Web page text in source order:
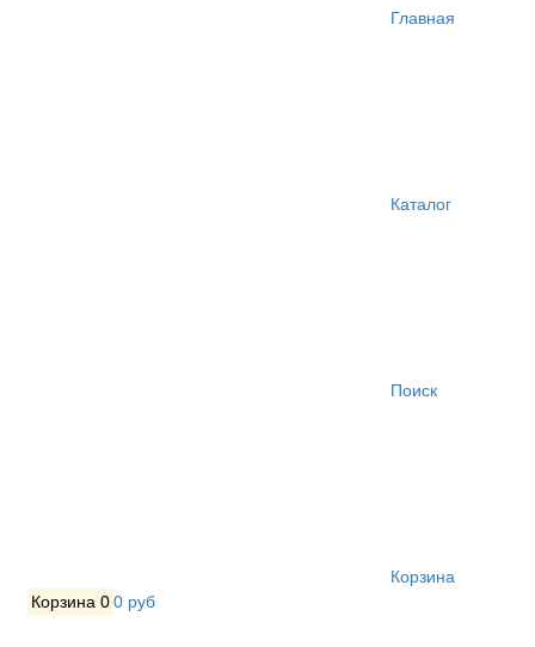
Главная
Каталог
Поиск
Корзина
Корзина 00 руб